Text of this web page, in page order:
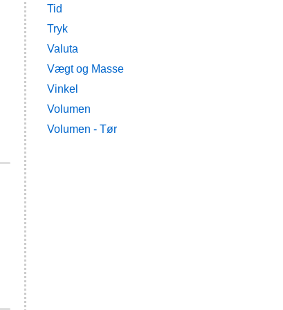
Tid
Tryk
Valuta
Vægt og Masse
Vinkel
Volumen
Volumen - Tør